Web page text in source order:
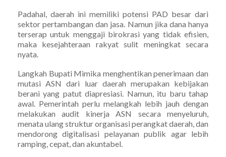
Padahal, daerah ini memiliki potensi PAD besar dari
sektor pertambangan dan jasa. Namun jika dana hanya
terserap untuk menggaji birokrasi yang tidak efisien,
maka kesejahteraan rakyat sulit meningkat secara
nyata.
Langkah Bupati Mimika menghentikan penerimaan dan
mutasi ASN dari luar daerah merupakan kebijakan
berani yang patut diapresiasi. Namun, itu baru tahap
awal. Pemerintah perlu melangkah lebih jauh dengan
melakukan audit kinerja ASN secara menyeluruh,
menata ulang struktur organisasi perangkat daerah, dan
mendorong digitalisasi pelayanan publik agar lebih
ramping, cepat, dan akuntabel.